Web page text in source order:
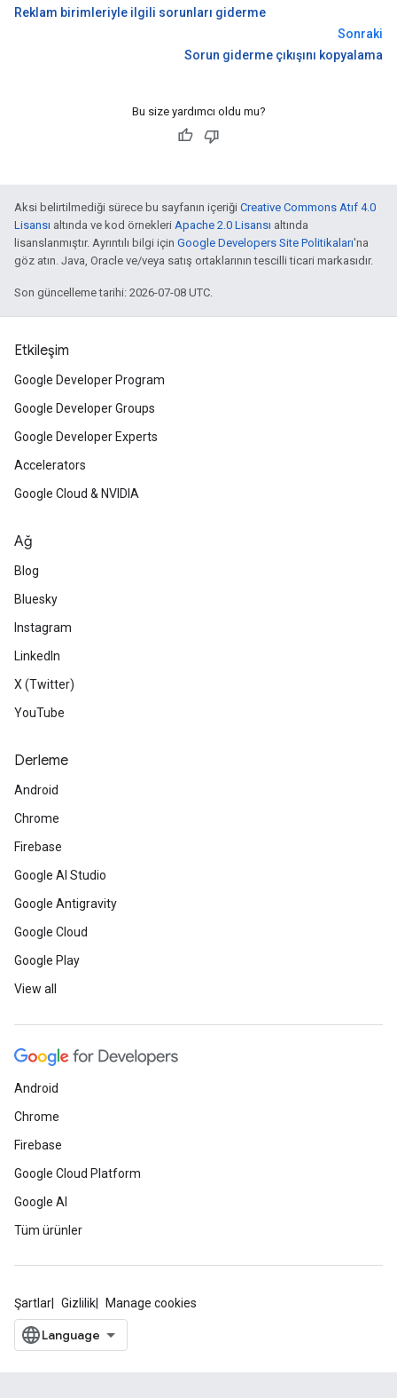
Reklam birimleriyle ilgili sorunları giderme
Sonraki
Sorun giderme çıkışını kopyalama
Bu size yardımcı oldu mu?
Aksi belirtilmediği sürece bu sayfanın içeriği Creative Commons Atıf 4.0
Lisansı altında ve kod örnekleri Apache 2.0 Lisansı altında
lisanslanmıştır. Ayrıntılı bilgi için Google Developers Site Politikaları'na
göz atın. Java, Oracle ve/veya satış ortaklarının tescilli ticari markasıdır.
Son güncelleme tarihi: 2026-07-08 UTC.
Etkileşim
Google Developer Program
Google Developer Groups
Google Developer Experts
Accelerators
Google Cloud & NVIDIA
Ağ
Blog
Bluesky
Instagram
LinkedIn
X (Twitter)
YouTube
Derleme
Android
Chrome
Firebase
Google AI Studio
Google Antigravity
Google Cloud
Google Play
View all
Android
Chrome
Firebase
Google Cloud Platform
Google AI
Tüm ürünler
Şartlar Gizlilik Manage cookies